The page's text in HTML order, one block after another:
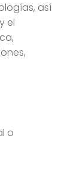
así
el
o